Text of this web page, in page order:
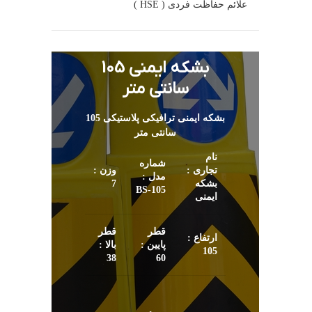
علائم حفاظت فردی ( HSE )
بشکه ایمنی 105
سانتی متر
بشکه ایمنی ترافیکی پلاستیکی 105
سانتی متر
نام
تجاری :
بشکه
ایمنی
شماره
مدل :
105-BS
وزن :
7
ارتفاع :
105
قطر
پایین :
60
قطر
بالا :
38